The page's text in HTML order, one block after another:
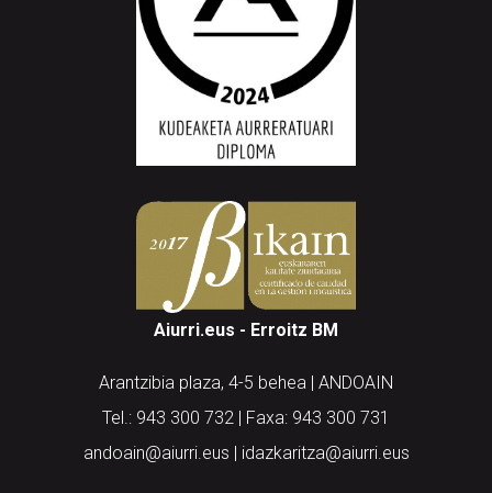
Aiurri.eus - Erroitz BM
Arantzibia plaza, 4-5 behea | ANDOAIN
Tel.: 943 300 732 | Faxa: 943 300 731
andoain@aiurri.eus | idazkaritza@aiurri.eus